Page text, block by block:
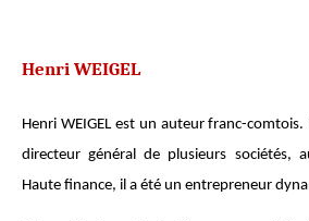
Henri WEIGEL
Henri WEIGEL est un auteur franc-
directeur général de plusieurs sociétés,
Haute finance, il a été un entrepreneur